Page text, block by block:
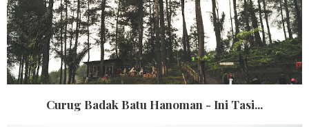
Curug Badak Batu Hanoman - Ini Tasi...